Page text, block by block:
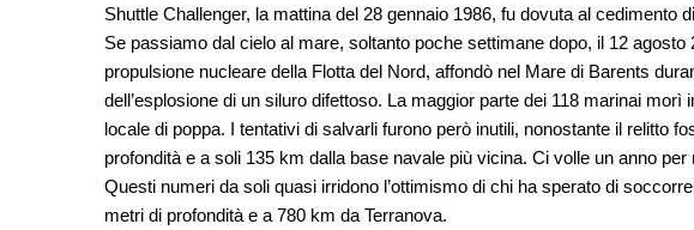
Shuttle Challenger, la mattina del 28 gennaio 1986, fu dovuta al cedimento
Se passiamo dal cielo al mare, soltanto poche settimane dopo, il 12
propulsione nucleare della Flotta del Nord, affondò nel Mare di Barents
dell’esplosione di un siluro difettoso. La maggior parte dei 118 marinai
locale di poppa. I tentativi di salvarli furono però inutili, nonostante il relitto
profondità e a soli 135 km dalla base navale più vicina. Ci volle un anno per
Questi numeri da soli quasi irridono l’ottimismo di chi ha sperato di
metri di profondità e a 780 km da Terranova.